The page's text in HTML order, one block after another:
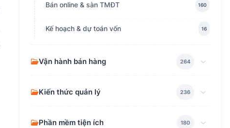
Bán online & sàn TMĐT 160
Kế hoạch & dự toán vốn 16
Vận hành bán hàng 264
Kiến thức quản lý 236
Phần mềm tiện ích 180